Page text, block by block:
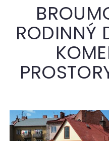
RODINNÝ